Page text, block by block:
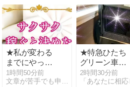
★私が変わる
までにやった
こと⑤サクサ
ク稼ぐと決め
1時間50分前
文章が苦手でも申し込まれるステップメールが作れるブログ
★特急ひたち
グリーン車で
嬉しいもの♪
2時間30分前